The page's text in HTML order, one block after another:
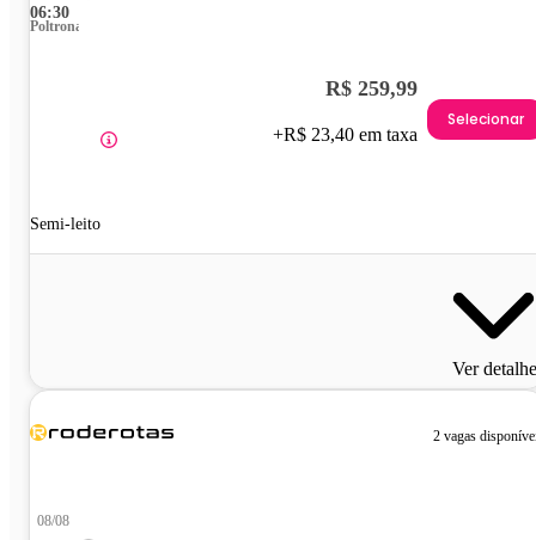
06:30
Poltrona
Semi-leito
R$ 259,99
+R$ 23,40 em taxa
Selecionar
Ver
2 vagas
08/08